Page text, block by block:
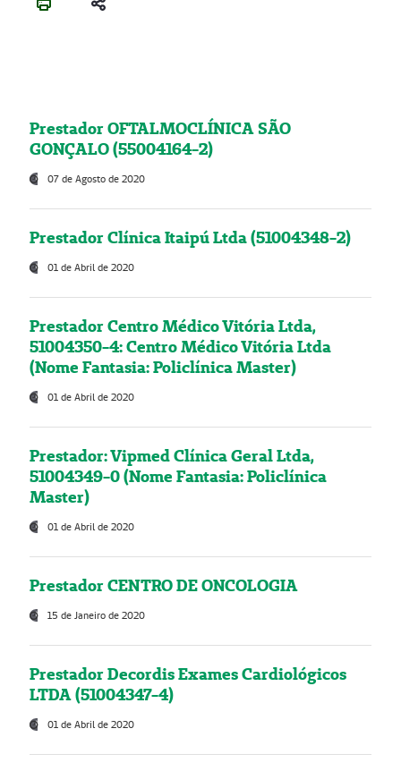
Prestador OFTALMOCLÍNICA SÃO
GONÇALO (55004164-2)
07 de Agosto de 2020
Prestador Clínica Itaipú Ltda (51004348-2)
01 de Abril de 2020
Prestador Centro Médico Vitória Ltda,
51004350-4: Centro Médico Vitória Ltda
(Nome Fantasia: Policlínica Master)
01 de Abril de 2020
Prestador: Vipmed Clínica Geral Ltda,
51004349-0 (Nome Fantasia: Policlínica
Master)
01 de Abril de 2020
Prestador CENTRO DE ONCOLOGIA
15 de Janeiro de 2020
Prestador Decordis Exames Cardiológicos
LTDA (51004347-4)
01 de Abril de 2020